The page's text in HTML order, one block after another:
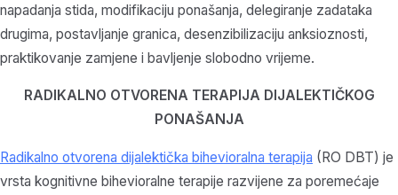
napadanja stida, modifikaciju ponašanja, delegiranje zadataka
drugima, postavljanje granica, desenzibilizaciju anksioznosti,
praktikovanje zamjene i bavljenje slobodno vrijeme.
RADIKALNO OTVORENA TERAPIJA DIJALEKTIČKOG
PONAŠANJA
Radikalno otvorena dijalektička bihevioralna terapija (RO DBT) je
vrsta kognitivne bihevioralne terapije razvijene za poremećaje